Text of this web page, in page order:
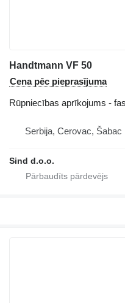
Handtmann VF 50
Cena pēc pieprasījuma
Rūpniecības aprīkojums -
Serbija, Cerovac, Šabac
Sind d.o.o.